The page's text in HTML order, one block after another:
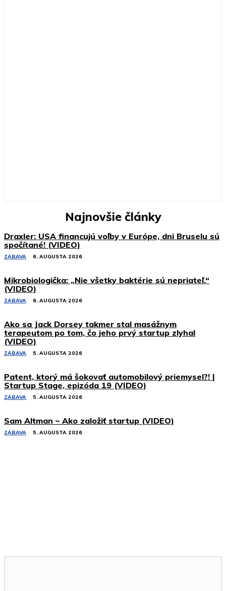
Najnovšie články
Draxler: USA financujú voľby v Európe, dni Bruselu sú
spočítané! (VIDEO)
ZÁBAVA 6. AUGUSTA 2026
Mikrobiologička: „Nie všetky baktérie sú nepriateľ.“
(VIDEO)
ZÁBAVA 6. AUGUSTA 2026
Ako sa Jack Dorsey takmer stal masážnym
terapeutom po tom, čo jeho prvý startup zlyhal
(VIDEO)
ZÁBAVA 5. AUGUSTA 2026
Patent, ktorý má šokovať automobilový priemysel?! |
Startup Stage, epizóda 19 (VIDEO)
ZÁBAVA 5. AUGUSTA 2026
Sam Altman – Ako založiť startup (VIDEO)
ZÁBAVA 5. AUGUSTA 2026